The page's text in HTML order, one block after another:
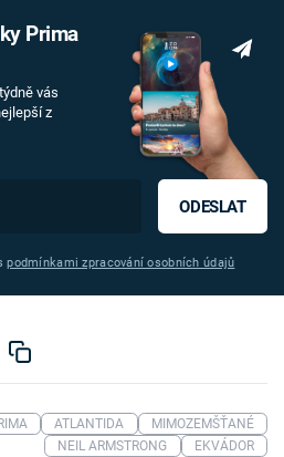
Prima
vás
z
ODESLAT
podmínkami zpracování osobních údajů
ATLANTIDA
MIMOZEMŠŤANÉ
NEIL ARMSTRONG
EKVÁDOR